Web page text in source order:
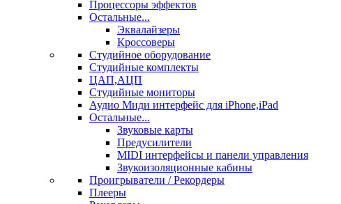
Процессоры эффектов
Остальные...
Эквалайзеры
Кроссоверы
Студийное оборудование
Студийные комплекты
ЦАП,АЦП
Студийные мониторы
Аудио Миди интерфейс для iPhone,iPad
Остальные...
Звуковые карты
Предусилители
MIDI интерфейсы и панели управления
Звукоизоляционные кабины
Проигрыватели / Рекордеры
Плееры